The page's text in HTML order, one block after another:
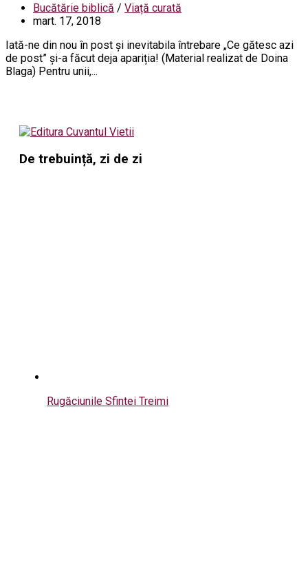
Bucătărie biblică / Viață curată
mart. 17, 2018
Iată-ne din nou în post și inevitabila întrebare „Ce gătesc azi
de post” și-a făcut deja apariția! (Material realizat de Doina
Blaga) Pentru unii,...
De trebuință, zi de zi
Rugăciunile Sfintei Treimi